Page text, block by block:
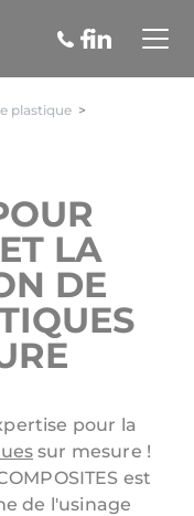
plastique >
LA
DE
pour la
sur mesure !
est
de l'usinage